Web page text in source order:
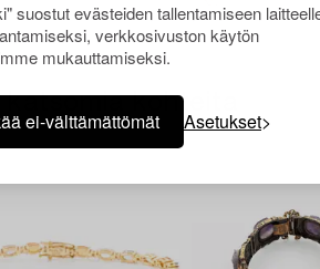
suostut evästeiden tallentamiseen
verkkosivuston käytön
mukauttamiseksi.
ei-välttämättömät Asetukset
kohteita